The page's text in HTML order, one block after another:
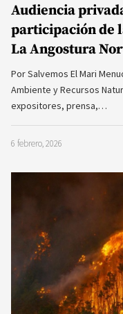
Audiencia
participación de
La Angostura
Por Salvemos El Mari
Ambiente y Recursos
expositores, prensa,…
6 febrero, 2026